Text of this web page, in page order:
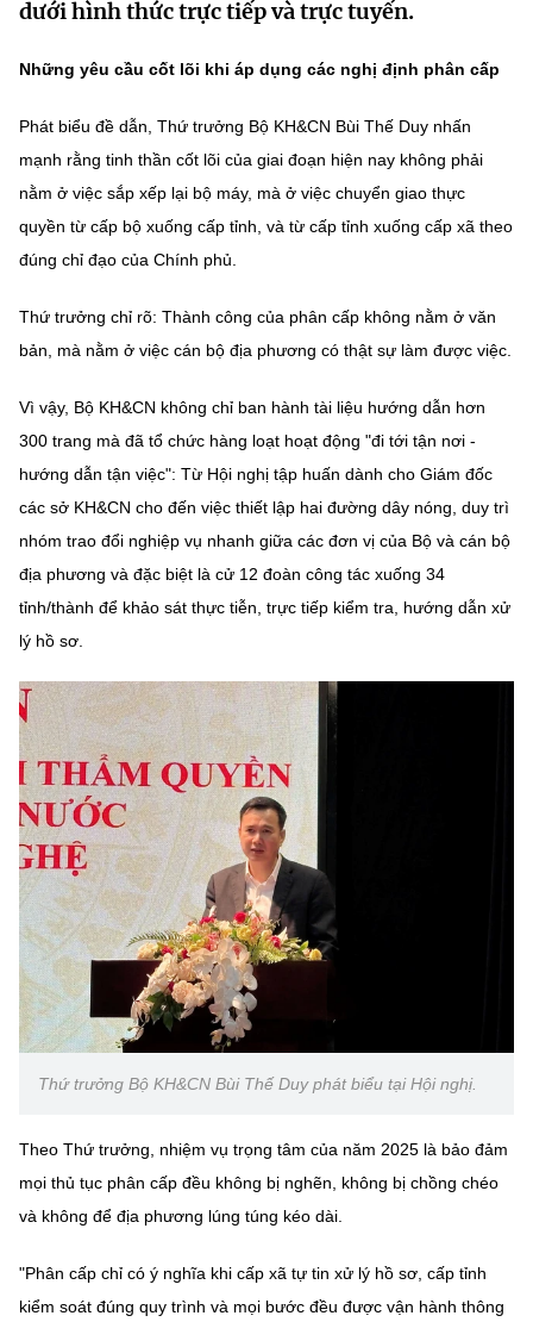
Tiêu chuẩn, đo lường, chất lượng
Năng lượng nguyên tử
Tin tổng hợp
Chuyển đổi số
Bưu chính, Viễn thông
Sở hữu trí tuệ
Năng lượng nguyên tử
Multimedia
THƯ ĐIỆN TỬ
Khác
Videos
Nhiệm vụ trọng tâm
Vietnamese English
MINISTRY OF SCIENCE AND TECHNOLOGY
Điều khoản sử dụng Theo dõi MST:
Cơ quan chủ quản: Bộ Khoa học và Công nghệ (MST)
Chịu trách nhiệm nội dung: Nguyễn Thị Hải Hằng
Giám đốc Trung tâm Truyền thông Khoa học và Công nghệ.
Liên hệ
Địa chỉ: Ban Biên tập Cổng TTĐT - 18 Nguyễn Du, TP. Hà Nội
Điện thoại: 024 3936 9506
Email: stc@mst.gov.vn
©2026 Bản quyền thuộc Bộ Khoa Học và Công Nghệ
(Ghi rõ nguồn "https://mst.gov.vn" khi phát hành lại thông tin từ
website này)
dưới hình thức trực tiếp và trực tuyến.
Những yêu cầu cốt lõi khi áp dụng các nghị định phân cấp
Phát biểu đề dẫn, Thứ trưởng Bộ KH&CN Bùi Thế Duy nhấn
mạnh rằng tinh thần cốt lõi của giai đoạn hiện nay không phải
nằm ở việc sắp xếp lại bộ máy, mà ở việc chuyển giao thực
quyền từ cấp bộ xuống cấp tỉnh, và từ cấp tỉnh xuống cấp xã theo
đúng chỉ đạo của Chính phủ.
Thứ trưởng chỉ rõ: Thành công của phân cấp không nằm ở văn
bản, mà nằm ở việc cán bộ địa phương có thật sự làm được việc.
Vì vậy, Bộ KH&CN không chỉ ban hành tài liệu hướng dẫn hơn
300 trang mà đã tổ chức hàng loạt hoạt động "đi tới tận nơi -
hướng dẫn tận việc": Từ Hội nghị tập huấn dành cho Giám đốc
các sở KH&CN cho đến việc thiết lập hai đường dây nóng, duy trì
nhóm trao đổi nghiệp vụ nhanh giữa các đơn vị của Bộ và cán bộ
địa phương và đặc biệt là cử 12 đoàn công tác xuống 34
tỉnh/thành để khảo sát thực tiễn, trực tiếp kiểm tra, hướng dẫn xử
lý hồ sơ.
Thứ trưởng Bộ KH&CN Bùi Thế Duy phát biểu tại Hội nghị.
Theo Thứ trưởng, nhiệm vụ trọng tâm của năm 2025 là bảo đảm
mọi thủ tục phân cấp đều không bị nghẽn, không bị chồng chéo
và không để địa phương lúng túng kéo dài.
"Phân cấp chỉ có ý nghĩa khi cấp xã tự tin xử lý hồ sơ, cấp tỉnh
kiểm soát đúng quy trình và mọi bước đều được vận hành thông